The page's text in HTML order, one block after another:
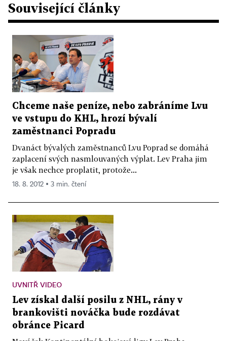
Související články
Chceme naše peníze, nebo zabráníme Lvu
ve vstupu do KHL, hrozí bývalí
zaměstnanci Popradu
Dvanáct bývalých zaměstnanců Lvu Poprad se domáhá
zaplacení svých nasmlouvaných výplat. Lev Praha jim
je však nechce proplatit, protože...
18. 8. 2012 ▪ 3 min. čtení
UVNITŘ VIDEO
Lev získal další posilu z NHL, rány v
brankovišti nováčka bude rozdávat
obránce Picard